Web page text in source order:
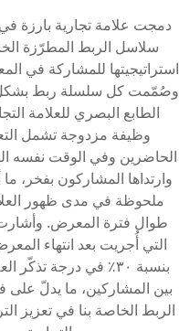
دمجت علامة تجارية بارزة في
سلاسل الربط المطرّزة
استراتيجيتها للمشاركة في
وصُمّمت كل سلسلة ربط
الطابع البصري للعلامة
وظيفة مزدوجة تشمل
الحاضرين وفي الوقت نفسه
وارتداها المشاركون بفخر،
ملحوظة في مدى ظهور
طوال فترة المعرض. وأشارت
التي أُجريت بعد انتهاء
بنسبة ٣٠٪ في درجة تذكّر
بين المشاركين، ما يدلّ على
الربط الخاصة بنا في تعزيز